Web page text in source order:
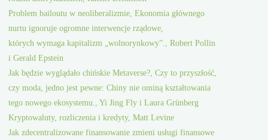
Problem bailoutu w neoliberalizmie, Ekonomia głównego
nurtu ignoruje ogromne interwencje rządowe,
których wymaga kapitalizm „wolnorynkowy”., Robert Pollin
i Gerald Epstein
Jak będzie wyglądało chińskie Metaverse?, Czy to przyszłość,
czy moda, jedno jest pewne: Chiny nie ominą kształtowania
tego nowego ekosystemu., Yi Jing Fly i Laura Grünberg
Kryptowaluty, rozliczenia i kredyty, Matt Levine
Jak zdecentralizowane finansowanie zmieni usługi finansowe